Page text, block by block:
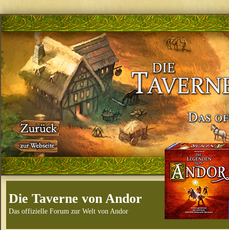
Die Taverne von Andor
Das offizielle Forum zur Welt von Andor